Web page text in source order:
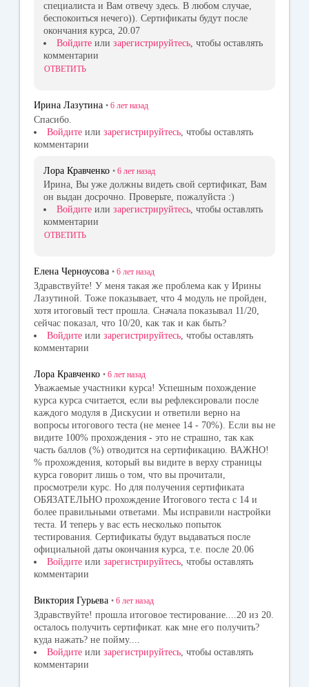
специалиста и Вам отвечу здесь. В любом случае,
беспокоиться нечего)). Сертификаты будут после
окончания курса, 20.07
Войдите или зарегистрируйтесь, чтобы оставлять
комментарии
ОТВЕТИТЬ
Ирина Лазутина • 6 лет назад
Спасибо.
Войдите или зарегистрируйтесь , чтобы оставлять
комментарии
Лора Кравченко • 6 лет назад
Ирина, Вы уже должны видеть свой сертификат, Вам
он выдан досрочно. Проверьте, пожалуйста :)
Войдите или зарегистрируйтесь, чтобы оставлять
комментарии
ОТВЕТИТЬ
Елена Черноусова • 6 лет назад
Здравствуйте! У меня такая же проблема как у Ирины
Лазутиной. Тоже показывает, что 4 модуль не пройден,
хотя итоговый тест прошла. Сначала показывал 11/20,
сейчас показал, что 10/20, как так и как быть?
Войдите или зарегистрируйтесь , чтобы оставлять
комментарии
Лора Кравченко • 6 лет назад
Уважаемые участники курса! Успешным похождение
курса курса считается, если вы рефлексировали после
каждого модуля в Дискусии и ответили верно на
вопросы итогового теста (не менее 14 - 70%). Если вы не
видите 100% прохождения - это не страшно, так как
часть баллов (%) отводится на сертификацию. ВАЖНО!
% прохождения, который вы видите в верху страницы
курса говорит лишь о том, что вы прочитали,
просмотрели курс. Но для получения сертификата
ОБЯЗАТЕЛЬНО прохождение Итогового теста с 14 и
более правильными ответами. Мы исправили настройки
теста. И теперь у вас есть несколько попыток
тестирования. Сертификаты будут выдаваться после
официальной даты окончания курса, т.е. после 20.06
Войдите или зарегистрируйтесь, чтобы оставлять
комментарии
Виктория Гурьева • 6 лет назад
Здравствуйте! прошла итоговое тестирование....20 из 20.
осталось получить сертификат. как мне его получить?
куда нажать? не пойму....
Войдите или зарегистрируйтесь , чтобы оставлять
комментарии